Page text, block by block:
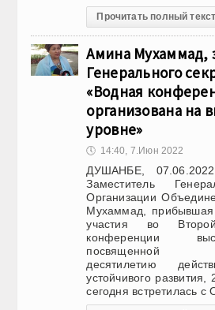
Прочитать полный текст
Амина Мухаммад,
Генерального
«Водная
организована на
уровне»
🕔 14:40, 7.Июн 2022
ДУШАНБЕ,
Заместитель
Организации
Мухаммад, прибывшая
участия во
конференции
посвященной
десятилетию
устойчивого
сегодня встретилась